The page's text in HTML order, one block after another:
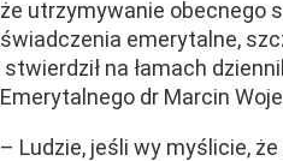
że utrzymywanie obecnego
świadczenia emerytalne,
stwierdził na łamach
Emerytalnego dr Marcin
– Ludzie, jeśli wy myślicie,